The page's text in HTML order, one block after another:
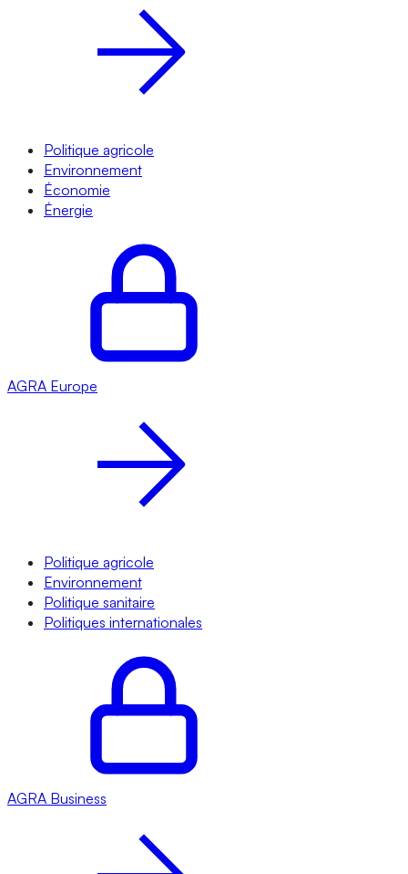
Politique agricole
Environnement
Économie
Énergie
AGRA Europe
Politique agricole
Environnement
Politique sanitaire
Politiques internationales
AGRA Business